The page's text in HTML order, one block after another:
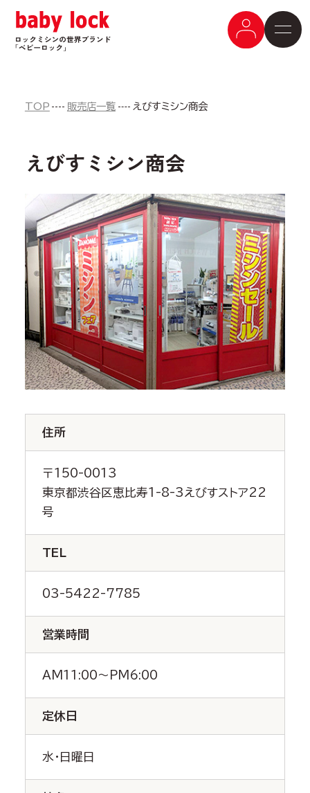
TOP 販売店一覧 えびすミシン商会
えびすミシン商会
住所
〒150-0013
東京都渋谷区恵比寿1-8-3えびすストア22
号
TEL
03-5422-7785
営業時間
AM11:00～PM6:00
定休日
水・日曜日